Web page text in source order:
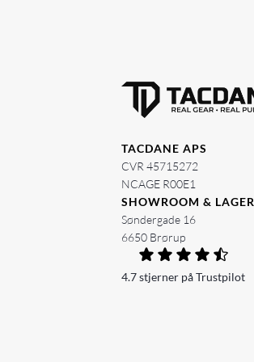
TACDANE APS
CVR 45715272
NCAGE R00E1
SHOWROOM & LAGER
Søndergade 16
6650 Brørup
4.7 stjerner på Trustpilot